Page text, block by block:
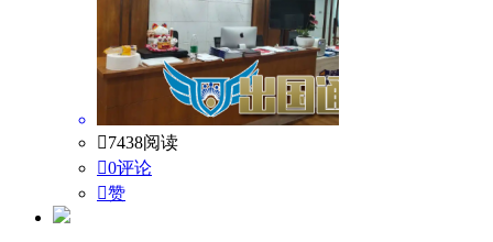
7438阅读
0评论
赞